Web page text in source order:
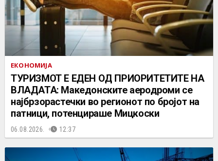
ЕКОНОМИЈА
ТУРИЗМОТ Е ЕДЕН ОД ПРИОРИТЕТИТЕ НА
ВЛАДАТА: Македонските аеродроми се
најбрзорастечки во регионот по бројот на
патници, потенцираше Мицкоски
06.08.2026. 12:37